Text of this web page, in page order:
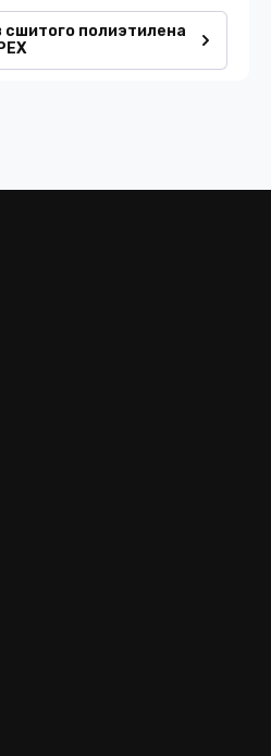
сшитого полиэтилена
PEX